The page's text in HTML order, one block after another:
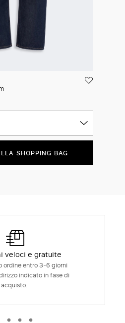
SHOPPING BAG
veloci e gratuite
ordine entro 3-6 giorni
indicato in fase di
acquisto.